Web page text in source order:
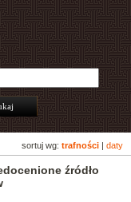
sortuj wg: trafności daty
źródło